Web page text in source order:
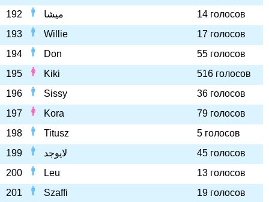
192
ميشا
14 голосов
193
Willie
17 голосов
194
Don
55 голосов
195
Kiki
516 голосов
196
Sissy
36 голосов
197
Kora
79 голосов
198
Titusz
5 голосов
199
لايوجد
45 голосов
200
Leu
13 голосов
201
Szaffi
19 голосов